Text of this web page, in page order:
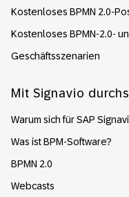
Kostenloses BPMN 2.0-
Kostenloses BPMN-2.0-
Geschäftsszenarien
Mit Signavio
Warum sich für SAP
Was ist BPM-Software?
BPMN 2.0
Webcasts